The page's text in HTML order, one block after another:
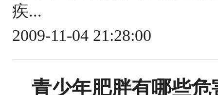
疾...
2009-11-04 21:28:00
青少年肥胖有哪些危